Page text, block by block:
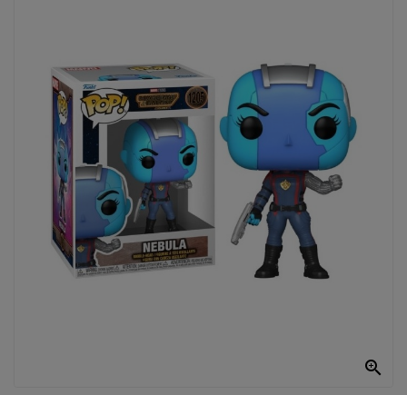
Infantil
Stranger
Things
Anekke
Categorias
